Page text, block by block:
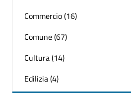
Commercio (16)
Comune (67)
Cultura (14)
Edilizia (4)